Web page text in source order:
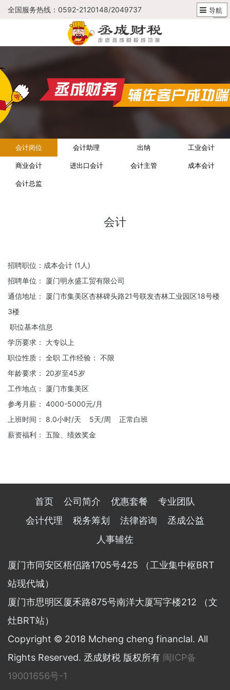
全国服务热线：0592-2120148/2049737
会计岗位 会计助理 出纳 工业会计
商业会计 进出口会计 会计主管 成本会计
会计总监
会计
招聘职位：成本会计 (1人)
招聘单位： 厦门明永盛工贸有限公司
通信地址： 厦门市集美区杏林碑头路21号联发杏林工业园区18号楼
3楼
职位基本信息
学历要求： 大专以上
职位性质： 全职 工作经验： 不限
年龄要求： 20岁至45岁
工作地点： 厦门市集美区
参考月薪： 4000-5000元/月
上班时间： 8.0小时/天 5天/周 正常白班
薪资福利： 五险、绩效奖金
首页 公司简介 优惠套餐
专业团队
会计代理
税务筹划 法律咨询
丞成公益
人事辅佐
厦门市同安区梧侣路1705号425 （工业集中枢BRT
站现代城）
厦门市思明区厦禾路875号南洋大厦写字楼212 （文
灶BRT站）
Copyright © 2018 Mcheng cheng financlal. All
Rights Reserved. 丞成财税 版权所有 闽ICP备
19001656号-1
导航